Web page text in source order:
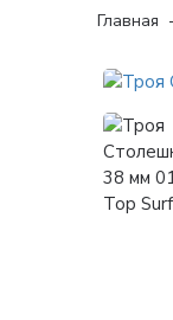
Главная